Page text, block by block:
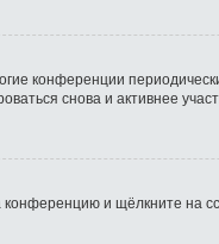
конференции
снова и активнее
конференцию и щёлкните на